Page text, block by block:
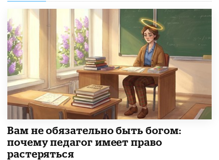
​Вам не обязательно быть богом:
почему педагог имеет право
растеряться